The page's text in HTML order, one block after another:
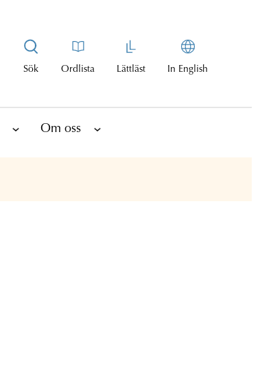
Sök Ordlista Lättläst In English
Om oss